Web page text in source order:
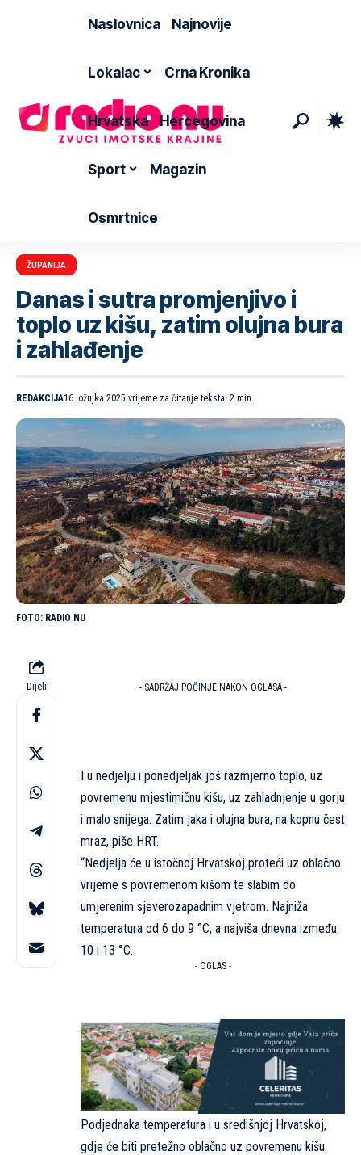
Naslovnica Najnovije
Lokalac Crna Kronika
Hrvatska Hercegovina
Sport Magazin
Osmrtnice
ŽUPANIJA
Danas i sutra promjenjivo i
toplo uz kišu, zatim olujna bura
i zahlađenje
REDAKCIJA16. ožujka 2025.vrijeme za čitanje teksta: 2 min.
RADIO NU
Dijeli - SADRŽAJ POČINJE NAKON OGLASA -
I u nedjelju i ponedjeljak još razmjerno toplo, uz
povremenu mjestimičnu kišu, uz zahladnjenje u gorju
i malo snijega. Zatim jaka i olujna bura, na kopnu čest
mraz, piše HRT.
“Nedjelja će u istočnoj Hrvatskoj proteći uz oblačno
vrijeme s povremenom kišom te slabim do
umjerenim sjeverozapadnim vjetrom. Najniža
temperatura od 6 do 9 °C, a najviša dnevna između
10 i 13 °C.
- OGLAS -
Podjednaka temperatura i u središnjoj Hrvatskoj,
gdje će biti pretežno oblačno uz povremenu kišu.